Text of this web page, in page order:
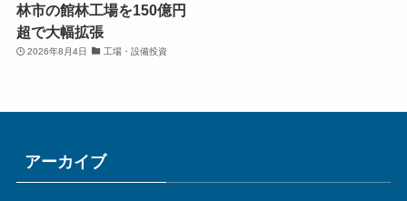
林市の館林工場を150億円
超で大幅拡張
2026年8月4日 工場・設備投資
アーカイブ